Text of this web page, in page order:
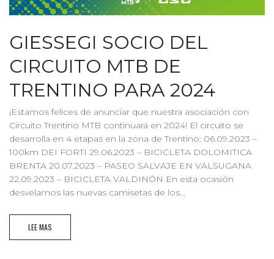
GIESSEGI SOCIO DEL
CIRCUITO MTB DE
TRENTINO PARA 2024
¡Estamos felices de anunciar que nuestra asociación con
Circuito Trentino MTB continuará en 2024! El circuito se
desarrolla en 4 etapas en la zona de Trentino: 06.09.2023 –
100km DEI FORTI 29.06.2023 – BICICLETA DOLOMITICA
BRENTA 20.07.2023 – PASEO SALVAJE EN VALSUGANA
22.09.2023 – BICICLETA VALDINÓN En esta ocasión
desvelamos las nuevas camisetas de los...
LEE MAS